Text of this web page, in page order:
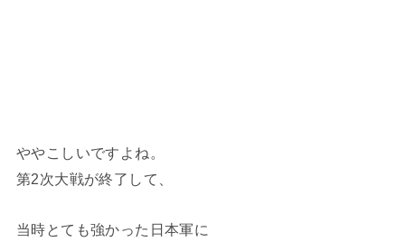
ややこしいですよね。
第2次大戦が終了して、
当時とても強かった日本軍に